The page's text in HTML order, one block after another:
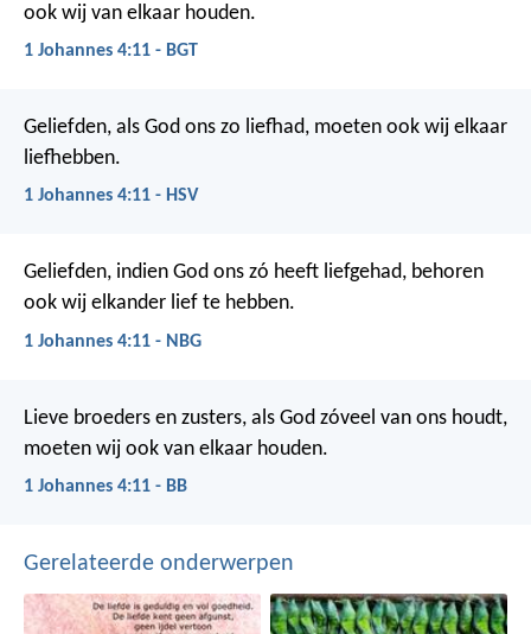
ook wij van elkaar houden.
1 Johannes 4:11 - BGT
Geliefden, als God ons zo liefhad, moeten ook wij elkaar
liefhebben.
1 Johannes 4:11 - HSV
Geliefden, indien God ons zó heeft liefgehad, behoren
ook wij elkander lief te hebben.
1 Johannes 4:11 - NBG
Lieve broeders en zusters, als God zóveel van ons houdt,
moeten wij ook van elkaar houden.
1 Johannes 4:11 - BB
Gerelateerde onderwerpen